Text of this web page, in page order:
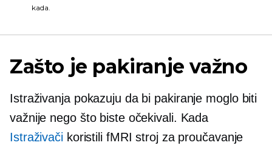
kada.
Zašto je pakiranje važno
Istraživanja pokazuju da bi pakiranje moglo biti
važnije nego što biste očekivali. Kada
Istraživačikoristili fMRI stroj za proučavanje